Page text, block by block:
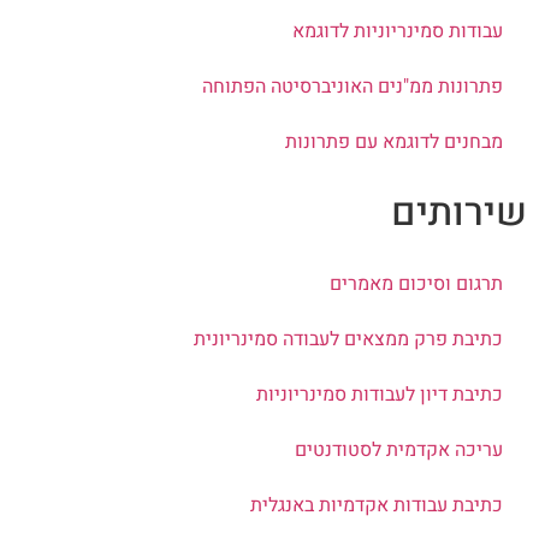
עבודות סמינריוניות לדוגמא
פתרונות ממ"נים האוניברסיטה הפתוחה
מבחנים לדוגמא עם פתרונות
תרגום וסיכום מאמרים
כתיבת פרק ממצאים לעבודה סמינריונית
כתיבת דיון לעבודות סמינריוניות
עריכה אקדמית לסטודנטים
כתיבת עבודות אקדמיות באנגלית